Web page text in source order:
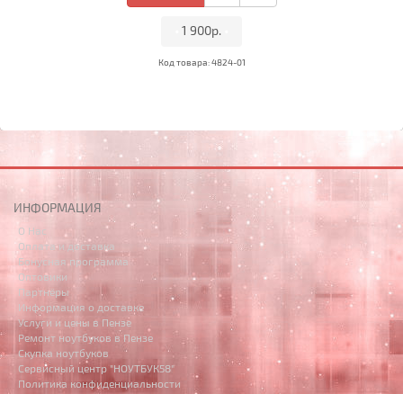
1 900р.
Код товара: 4824-01
ИНФОРМАЦИЯ
О Нас
Оплата и доставка
Бонусная программа
Оптовики
Партнёры
Информация о доставке
Услуги и цены в Пензе
Ремонт ноутбуков в Пензе
Скупка ноутбуков
Сервисный центр "НОУТБУК58"
Политика конфиденциальности